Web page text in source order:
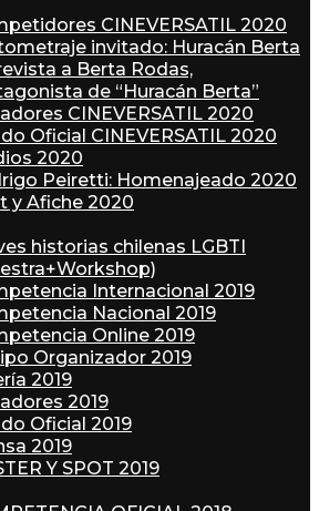
CINEVERSATIL 2020
invitado: Huracán Berta
a Berta Rodas,
de “Huracán Berta”
CINEVERSATIL 2020
Oficial CINEVERSATIL 2020
2020
Peiretti: Homenajeado 2020
y Afiche 2020
historias chilenas LGBTI
Internacional 2019
Nacional 2019
Online 2019
Organizador 2019
2019
2019
Oficial 2019
2019
Y SPOT 2019